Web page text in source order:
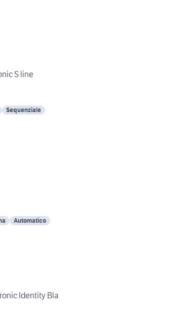
S line
Sequenziale
Automatico
Identity Bla